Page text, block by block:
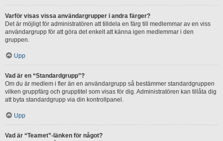
Varför visas vissa användargrupper i andra färger?
Det är möjligt för administratören att tilldela en färg till medlemmar av en viss
användargrupp för att göra det enkelt att känna igen medlemmar i den
gruppen.
Upp
Vad är en “Standardgrupp”?
Om du är medlem i fler än en användargrupp så bestämmer standardgruppen
vilken gruppfärg och grupptitel som visas för dig. Administratören kan tillåta dig
att byta standardgrupp via din kontrollpanel.
Upp
Vad är “Teamet”-länken för något?